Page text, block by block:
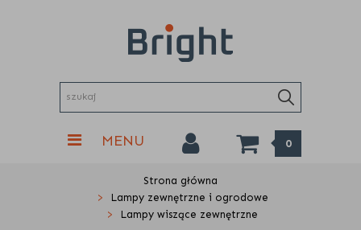
MENU 0
Strona główna
Lampy zewnętrzne i ogrodowe
Lampy wiszące zewnętrzne